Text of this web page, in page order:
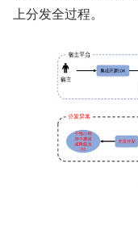
上分发全过程。